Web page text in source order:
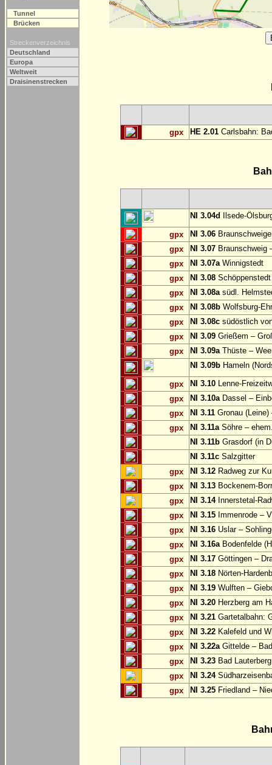
Tunnel
Brücken
Streckenverzeichnis
Deutschland
Europa
Weltweit
Draisinenstrecken
gpx HE 2.01 Carlsbahn:
NI 3.04d Ilsede-
gpx NI 3.06
gpx
NI 3.07 Braunschweig
gpx
NI 3.07aWinnigstedt
gpx
NI 3.08
gpx
NI 3.08asüdl.
gpx
NI 3.08b Wolfsburg-
gpx
NI 3.08c südöstlich
gpx
NI 3.09 Grießem –
gpx
NI 3.09aThüste –
NI 3.09b Hameln
gpx NI 3.10 Lenne-
gpx
NI 3.10aDassel –
gpx
NI 3.11 Gronau
gpx
NI 3.11aSöhre –
NI 3.11b Grasdorf (in
NI 3.11c Salzgitter
gpx
NI 3.12 Radweg zur
gpx
NI 3.13 Bockenem-
gpx
NI 3.14Innerstetal-
gpx
NI 3.15 Immenrode –
gpx
NI 3.16 Uslar –
gpx
NI 3.16aBodenfelde
gpx
NI 3.17 Göttingen –
gpx
NI 3.18 Nörten-
gpx
NI 3.19 Wulften –
gpx
NI 3.20 Herzberg am
gpx
NI 3.21 Gartetalbahn:
gpx
NI 3.22 Kalefeld und
gpx
NI 3.22aGittelde –
gpx
NI 3.23 Bad
gpx
NI 3.24
gpx
NI 3.25 Friedland –